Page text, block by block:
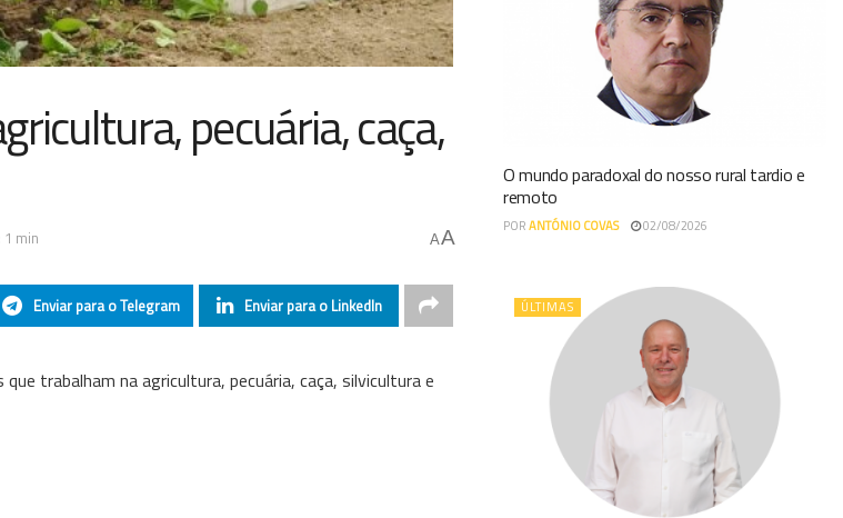
pecuária, caça,
1 min AA
Enviar para o Telegram Enviar para o LinkedIn
trabalham na agricultura, pecuária, caça, silvicultura e
O mundo paradoxal do nosso rural tardio e
remoto
PORANTÓNIO COVAS 02/08/2026
ÚLTIMAS